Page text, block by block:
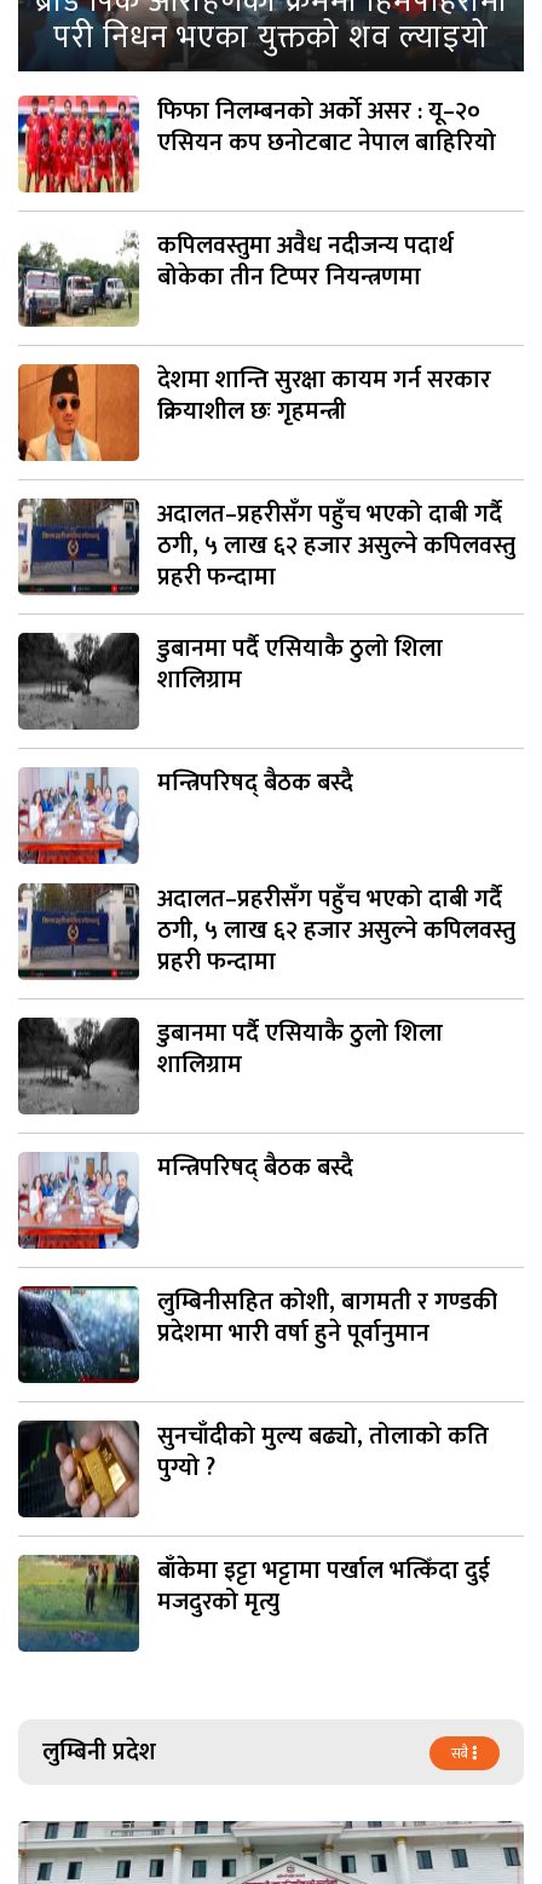
परी निधन भएका युक्तको शव ल्याइयो
फिफा निलम्बनको अर्को असर : यू–२०
एसियन कप छनोटबाट नेपाल बाहिरियो
कपिलवस्तुमा अवैध नदीजन्य पदार्थ
बोकेका तीन टिप्पर नियन्त्रणमा
देशमा शान्ति सुरक्षा कायम गर्न सरकार
क्रियाशील छः गृहमन्त्री
अदालत–प्रहरीसँग पहुँच भएको दाबी गर्दै
ठगी, ५ लाख ६२ हजार असुल्ने कपिलवस्तु
प्रहरी फन्दामा
डुबानमा पर्दै एसियाकै ठुलो शिला
शालिग्राम
मन्त्रिपरिषद् बैठक बस्दै
अदालत–प्रहरीसँग पहुँच भएको दाबी गर्दै
ठगी, ५ लाख ६२ हजार असुल्ने कपिलवस्तु
प्रहरी फन्दामा
डुबानमा पर्दै एसियाकै ठुलो शिला
शालिग्राम
मन्त्रिपरिषद् बैठक बस्दै
लुम्बिनीसहित कोशी, बागमती र गण्डकी
प्रदेशमा भारी वर्षा हुने पूर्वानुमान
सुनचाँदीको मुल्य बढ्यो, तोलाको कति
पुग्यो ?
बाँकेमा इट्टा भट्टामा पर्खाल भत्किँदा दुई
मजदुरको मृत्यु
लुम्बिनी प्रदेश सबै